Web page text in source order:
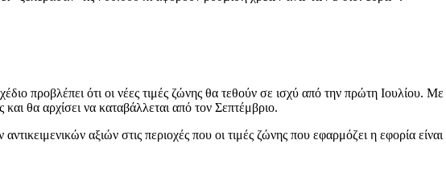
προβλέπει ότι οι νέες τιμές ζώνης θα τεθούν σε ισχύ από την πρώτη Ιουλίου.
θα αρχίσει να καταβάλλεται από τον Σεπτέμβριο.
αξιών στις περιοχές που οι τιμές ζώνης που εφαρμόζει η εφορία είναι